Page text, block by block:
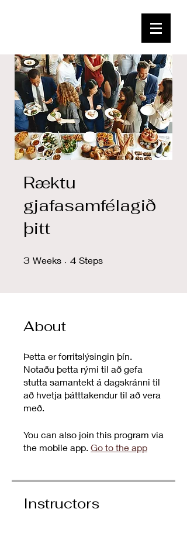
Ræktu
gjafasamfélagið
þitt
3 Weeks 3 Weeks
4 Steps
About
Þetta er forritslýsingin þín.
Notaðu þetta rými til að gefa
stutta samantekt á dagskránni til
að hvetja þátttakendur til að vera
með.
You can also join this program via
the mobile app. Go to the app
Instructors